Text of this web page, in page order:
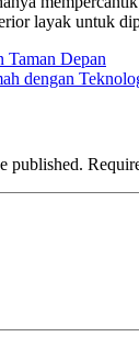
layak untuk
Taman Depan
dengan
published.